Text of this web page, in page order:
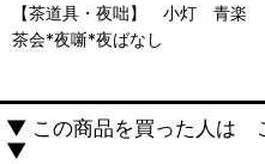
【茶道具・夜咄】 小灯 青
茶会*夜噺*夜ばなし
▼ この商品を買った人は
▼